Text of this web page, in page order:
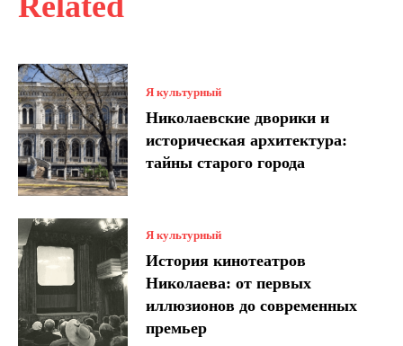
Я культурный
Николаевские дворики и
историческая архитектура:
тайны старого города
Я культурный
История кинотеатров
Николаева: от первых
иллюзионов до современных
премьер